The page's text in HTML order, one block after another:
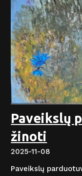
Paveikslų
žinoti
2025-11-08
Paveikslų